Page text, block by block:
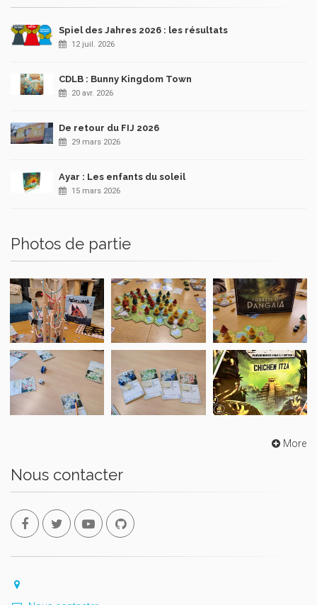
Spiel des Jahres 2026 : les résultats
12 juil. 2026
CDLB : Bunny Kingdom Town
20 avr. 2026
De retour du FIJ 2026
29 mars 2026
Ayar : Les enfants du soleil
15 mars 2026
Photos de partie
More
Nous contacter